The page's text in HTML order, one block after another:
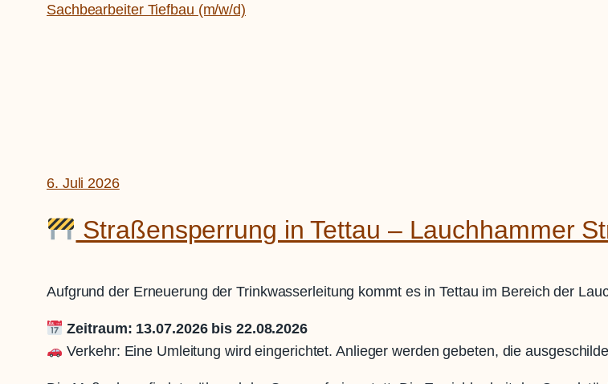
Sachbearbeiter Tiefbau (m/w/d)
6. Juli 2026
Straßensperrung in Tettau – Lauchhammer
Aufgrund der Erneuerung der Trinkwasserleitung kommt es in Tettau im Bereich der
Zeitraum: 13.07.2026 bis 22.08.2026
Verkehr: Eine Umleitung wird eingerichtet. Anlieger werden gebeten, die